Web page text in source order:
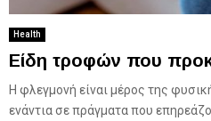
Health
Είδη τροφών που
Η φλεγμονή είναι μέρος της
ενάντια σε πράγματα που